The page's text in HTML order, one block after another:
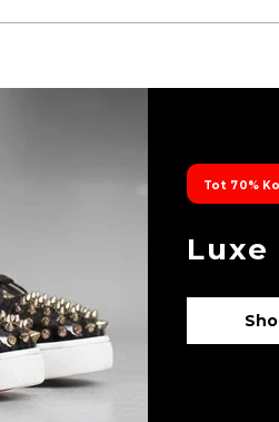
Tot 70%
Luxe